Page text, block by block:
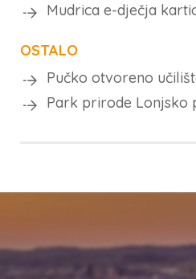
Mudrica e-dječja
OSTALO
Pučko otvoreno
Park prirode Lonjsko